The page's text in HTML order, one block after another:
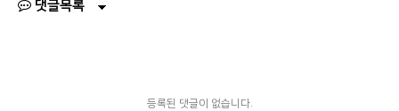
댓글목록
등록된 댓글이 없습니다.